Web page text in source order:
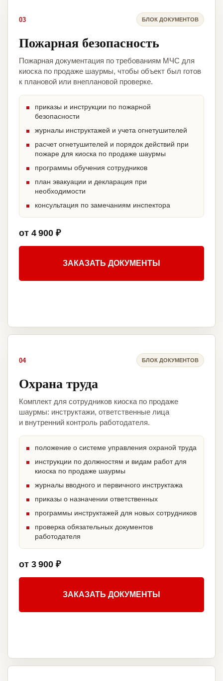
03 БЛОК ДОКУМЕНТОВ
Пожарная безопасность
Пожарная документация по требованиям МЧС для
киоска по продаже шаурмы, чтобы объект был готов
к плановой или внеплановой проверке.
приказы и инструкции по пожарной
безопасности
журналы инструктажей и учета огнетушителей
расчет огнетушителей и порядок действий при
пожаре для киоска по продаже шаурмы
программы обучения сотрудников
план эвакуации и декларация при
необходимости
консультация по замечаниям инспектора
от 4 900 ₽
ЗАКАЗАТЬ ДОКУМЕНТЫ
04 БЛОК ДОКУМЕНТОВ
Охрана труда
Комплект для сотрудников киоска по продаже
шаурмы: инструктажи, ответственные лица
и внутренний контроль работодателя.
положение о системе управления охраной труда
инструкции по должностям и видам работ для
киоска по продаже шаурмы
журналы вводного и первичного инструктажа
приказы о назначении ответственных
программы инструктажей для новых сотрудников
проверка обязательных документов
работодателя
от 3 900 ₽
ЗАКАЗАТЬ ДОКУМЕНТЫ